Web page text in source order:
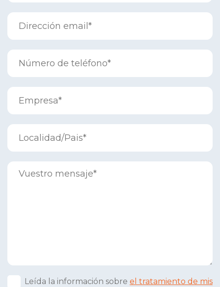
Leída la información sobre el tratamiento de mis